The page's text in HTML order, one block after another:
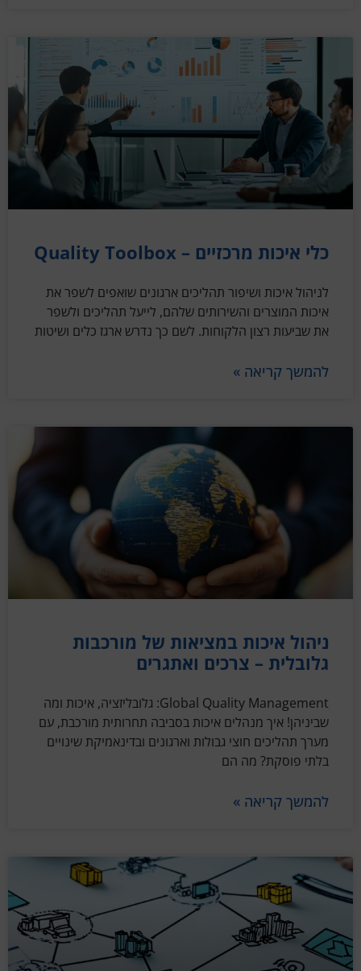
כלי איכות מרכזיים – Quality Toolbox
לניהול איכות ושיפור תהליכים ארגונים שואפים לשפר את
איכות המוצרים והשירותים שלהם, לייעל תהליכים ולשפר
את שביעות רצון הלקוחות. לשם כך נדרש ארגז כלים ושיטות
להמשך קריאה »
ניהול איכות במציאות של מורכבות
גלובלית – צרכים ואתגרים
Global Quality Management: גלובליזציה, איכות ומה
שביניהן! איך מנהלים איכות בסביבה תחרותית מורכבת, עם
מערך תהליכים חוצי גבולות וארגונים ובדינאמיקת שינויים
בלתי פוסקת? מה הם
להמשך קריאה »